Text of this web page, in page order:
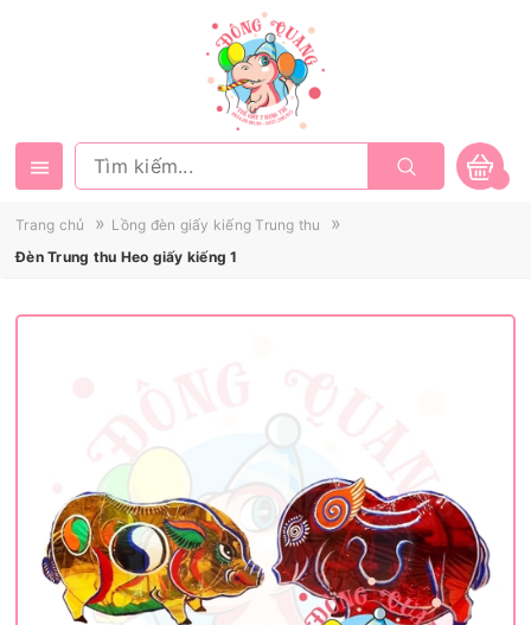
Trang chủ » Lồng đèn giấy kiếng Trung thu »
Đèn Trung thu Heo giấy kiếng 1